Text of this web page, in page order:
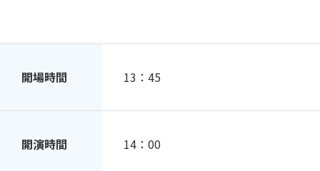
開場時間 13：45
開演時間 14：00